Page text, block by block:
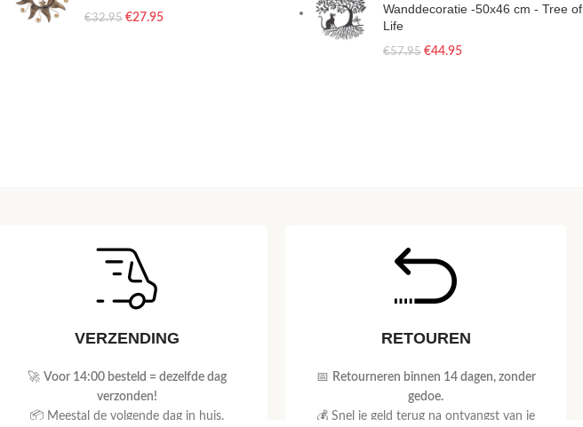
€32.95 €27.95
Wanddecoratie -50x46 cm - Tree of
Life
€57.95 €44.95
VERZENDING
🚀 Voor 14:00 besteld = dezelfde dag
verzonden!
📦 Meestal de volgende dag in huis.
RETOUREN
📅
Retourneren binnen 14 dagen, zonder
gedoe.
💰 Snel je geld terug na ontvangst van je